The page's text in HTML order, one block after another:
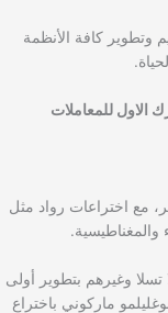
وتطوير كافة الأنظمة
الاول للمعاملات
مع اختراعات رواد مثل
والمغناطيسية.
وغيرهم بتطوير أولى
ماركوني باختراع